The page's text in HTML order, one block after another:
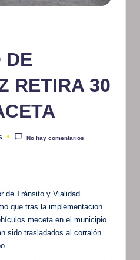
DE
RETIRA 30
No hay comentarios
de Tránsito y Vialidad
que tras la implementación
meceta en el municipio
sido trasladados al corralón